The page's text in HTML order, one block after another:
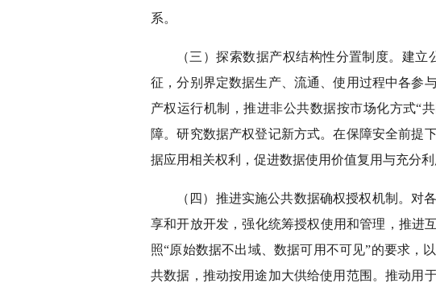
系。
（三）探索数据产权结构性分置制度。建
征，分别界定数据生产、流通、使用过程中各参
产权运行机制，推进非公共数据按市场化方式“
障。研究数据产权登记新方式。在保障安全前提
据应用相关权利，促进数据使用价值复用与充分
（四）推进实施公共数据确权授权机制。
享和开放开发，强化统筹授权使用和管理，推进
照“原始数据不出域、数据可用不可见”的要求，
共数据，推动按用途加大供给使用范围。推动用